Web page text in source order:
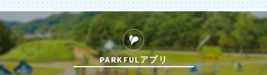
PARKFULアプリ